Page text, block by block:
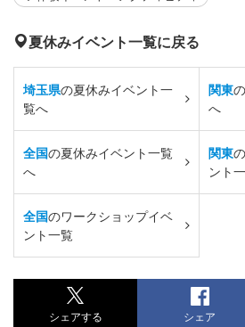
夏休みイベント一覧に戻る
埼玉県の夏休みイベント一
覧へ
関東
へ
全国の夏休みイベント一覧
へ
関東
ント
全国のワークショップイベ
ント一覧
シェアする シェア